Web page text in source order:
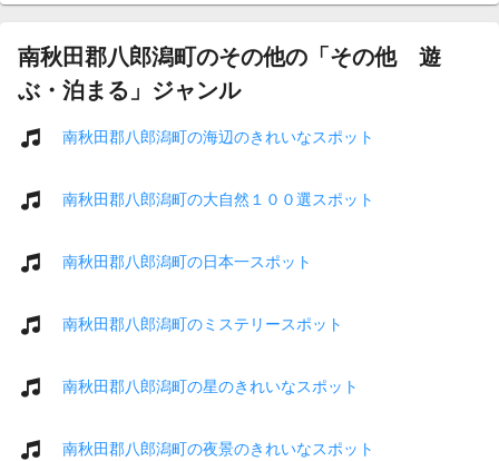
南秋田郡八郎潟町のその他の「その他 遊
ぶ・泊まる」ジャンル
南秋田郡八郎潟町の海辺のきれいなスポット
南秋田郡八郎潟町の大自然１００選スポット
南秋田郡八郎潟町の日本一スポット
南秋田郡八郎潟町のミステリースポット
南秋田郡八郎潟町の星のきれいなスポット
南秋田郡八郎潟町の夜景のきれいなスポット